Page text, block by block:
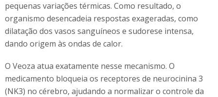
pequenas variações térmicas. Como resultado, o
organismo desencadeia respostas exageradas, como
dilatação dos vasos sanguíneos e sudorese intensa,
dando origem às ondas de calor.
O Veoza atua exatamente nesse mecanismo. O
medicamento bloqueia os receptores de neurocinina 3
(NK3) no cérebro, ajudando a normalizar o controle da